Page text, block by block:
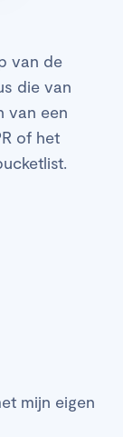
van de
die van
van een
of het
mijn eigen